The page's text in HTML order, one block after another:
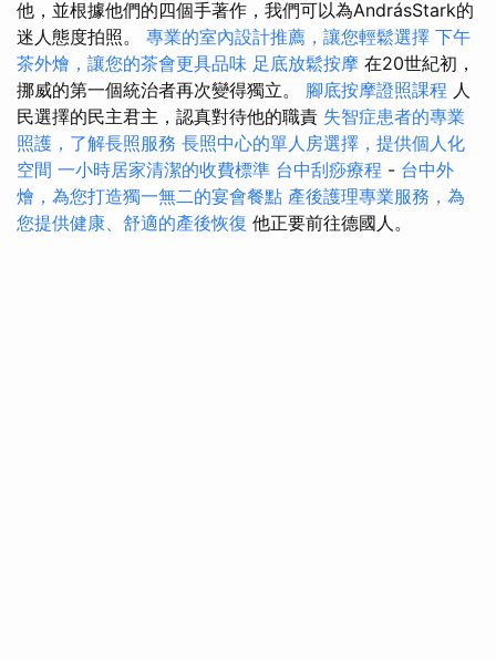
他，並根據他們的四個手著作，我們可以為AndrásStark的
迷人態度拍照。 專業的室內設計推薦，讓您輕鬆選擇 下午
茶外燴，讓您的茶會更具品味 足底放鬆按摩 在20世紀初，
挪威的第一個統治者再次變得獨立。 腳底按摩證照課程 人
民選擇的民主君主，認真對待他的職責 失智症患者的專業
照護，了解長照服務 長照中心的單人房選擇，提供個人化
空間 一小時居家清潔的收費標準 台中刮痧療程 - 台中外
燴，為您打造獨一無二的宴會餐點 產後護理專業服務，為
您提供健康、舒適的產後恢復 他正要前往德國人。